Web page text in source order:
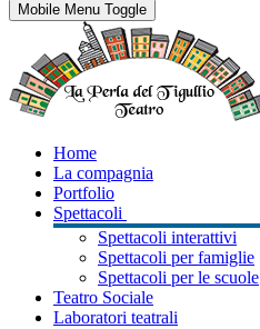
Mobile Menu Toggle
Home
La compagnia
Portfolio
Spettacoli
Spettacoli interattivi
Spettacoli per famiglie
Spettacoli per le scuole
Teatro Sociale
Laboratori teatrali